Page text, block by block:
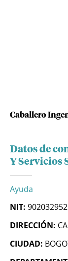
Caballero
Datos de
Y Servicios
Ayuda
NIT:
DIRECCIÓN:
CIUDAD: